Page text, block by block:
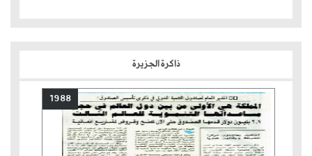
ذاكرة الجزيرة
1988